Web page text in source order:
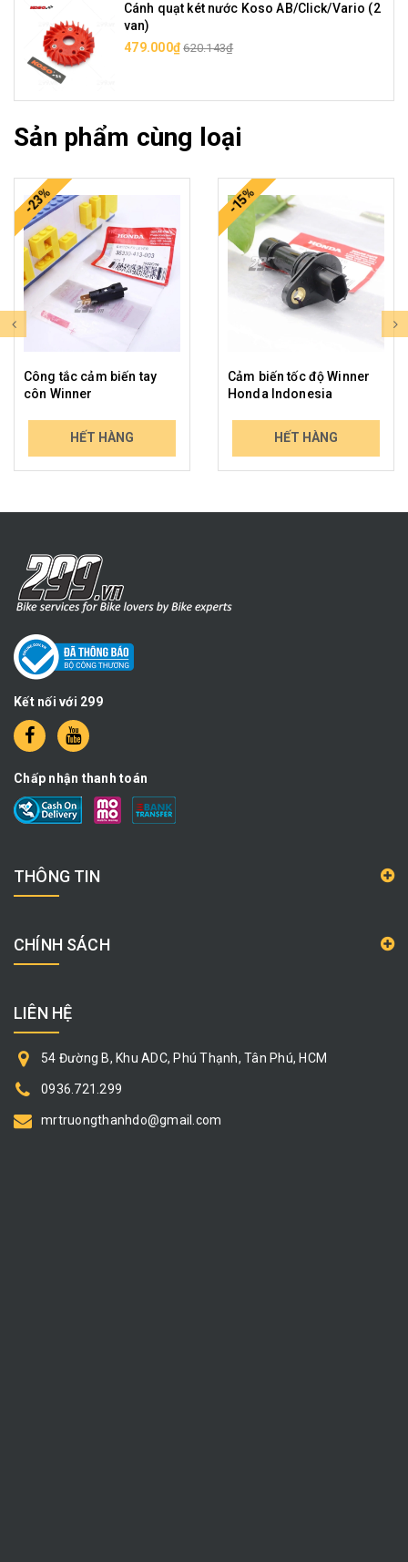
Cánh quạt két nước Koso AB/Click/Vario (2
van)
479.000₫ 620.143₫
Sản phẩm cùng loại
-23%
Công tắc cảm biến tay
côn Winner
229.000₫HẾT HÀNG
-15%
Cảm biến tốc độ Winner
Honda Indonesia
439.000₫HẾT HÀNG
Kết nối với 299
Chấp nhận thanh toán
THÔNG TIN
CHÍNH SÁCH
LIÊN HỆ
54 Đường B, Khu ADC, Phú Thạnh, Tân Phú, HCM
0936.721.299
mrtruongthanhdo@gmail.com